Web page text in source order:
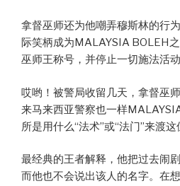
拿督巫师还为他嘲弄穆斯林的行
际笑柄成为MALAYSIA BOLEH
巫师王称号，并停止一切施法活动
哎哟！被警局收留几天，拿督巫
来马来西亚警察也一样
所是用什么“法术”或“法门”来渡这
最经典的王者解释，他把过去闹
而他也不会说出该人的名字。在